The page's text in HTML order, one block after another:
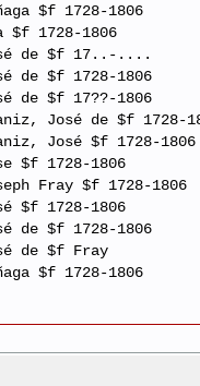
$f 1728-1806
$f 1728-1806
de $f 17..-....
de $f 1728-1806
de $f 17??-1806
José de $f 1728-
José $f 1728-1806
$f 1728-1806
Fray $f 1728-1806
$f 1728-1806
de $f 1728-1806
de $f Fray
$f 1728-1806